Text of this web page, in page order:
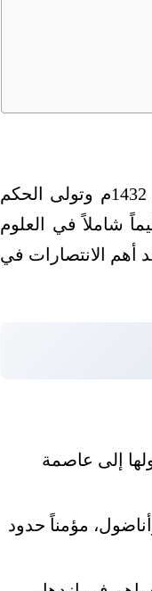
يُعد السلطان محمد الفاتح أحد أبرز سلاطين الدولة العثمانية، حيث ولد في عام 1432م وتولى الحكم
شاملاً في العلوم
أهم الانتصارات في
هو فتح القسطنطينية عام 1453م، مما حولها إلى عاصمة
مؤمناً حدود